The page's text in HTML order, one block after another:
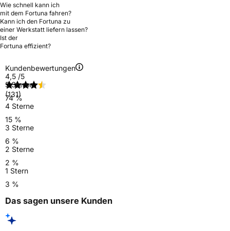
Wie schnell kann ich
mit dem Fortuna fahren?
Kann ich den Fortuna zu
einer Werkstatt liefern lassen?
Ist der
Fortuna effizient?
Kundenbewertungen
4,5 /5
(131)
5 Sterne
74 %
4 Sterne
15 %
3 Sterne
6 %
2 Sterne
2 %
1 Stern
3 %
Das sagen unsere Kunden